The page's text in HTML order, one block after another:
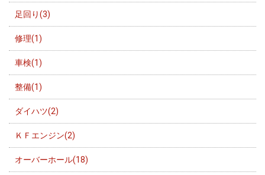
足回り(3)
修理(1)
車検(1)
整備(1)
ダイハツ(2)
ＫＦエンジン(2)
オーバーホール(18)